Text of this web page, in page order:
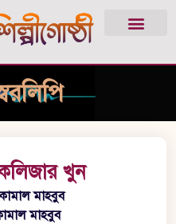
খুন
মাহবুব
মাহবুব